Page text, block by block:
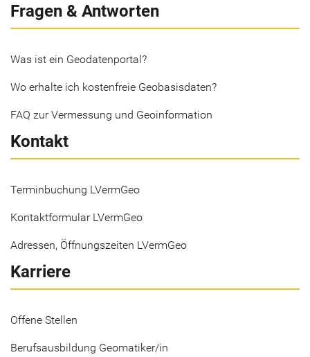
Fragen & Antworten
Was ist ein Geodatenportal?
Wo erhalte ich kostenfreie Geobasisdaten?
FAQ zur Vermessung und Geoinformation
Kontakt
Terminbuchung LVermGeo
Kontaktformular LVermGeo
Adressen, Öffnungszeiten LVermGeo
Karriere
Offene Stellen
Berufsausbildung Geomatiker/in